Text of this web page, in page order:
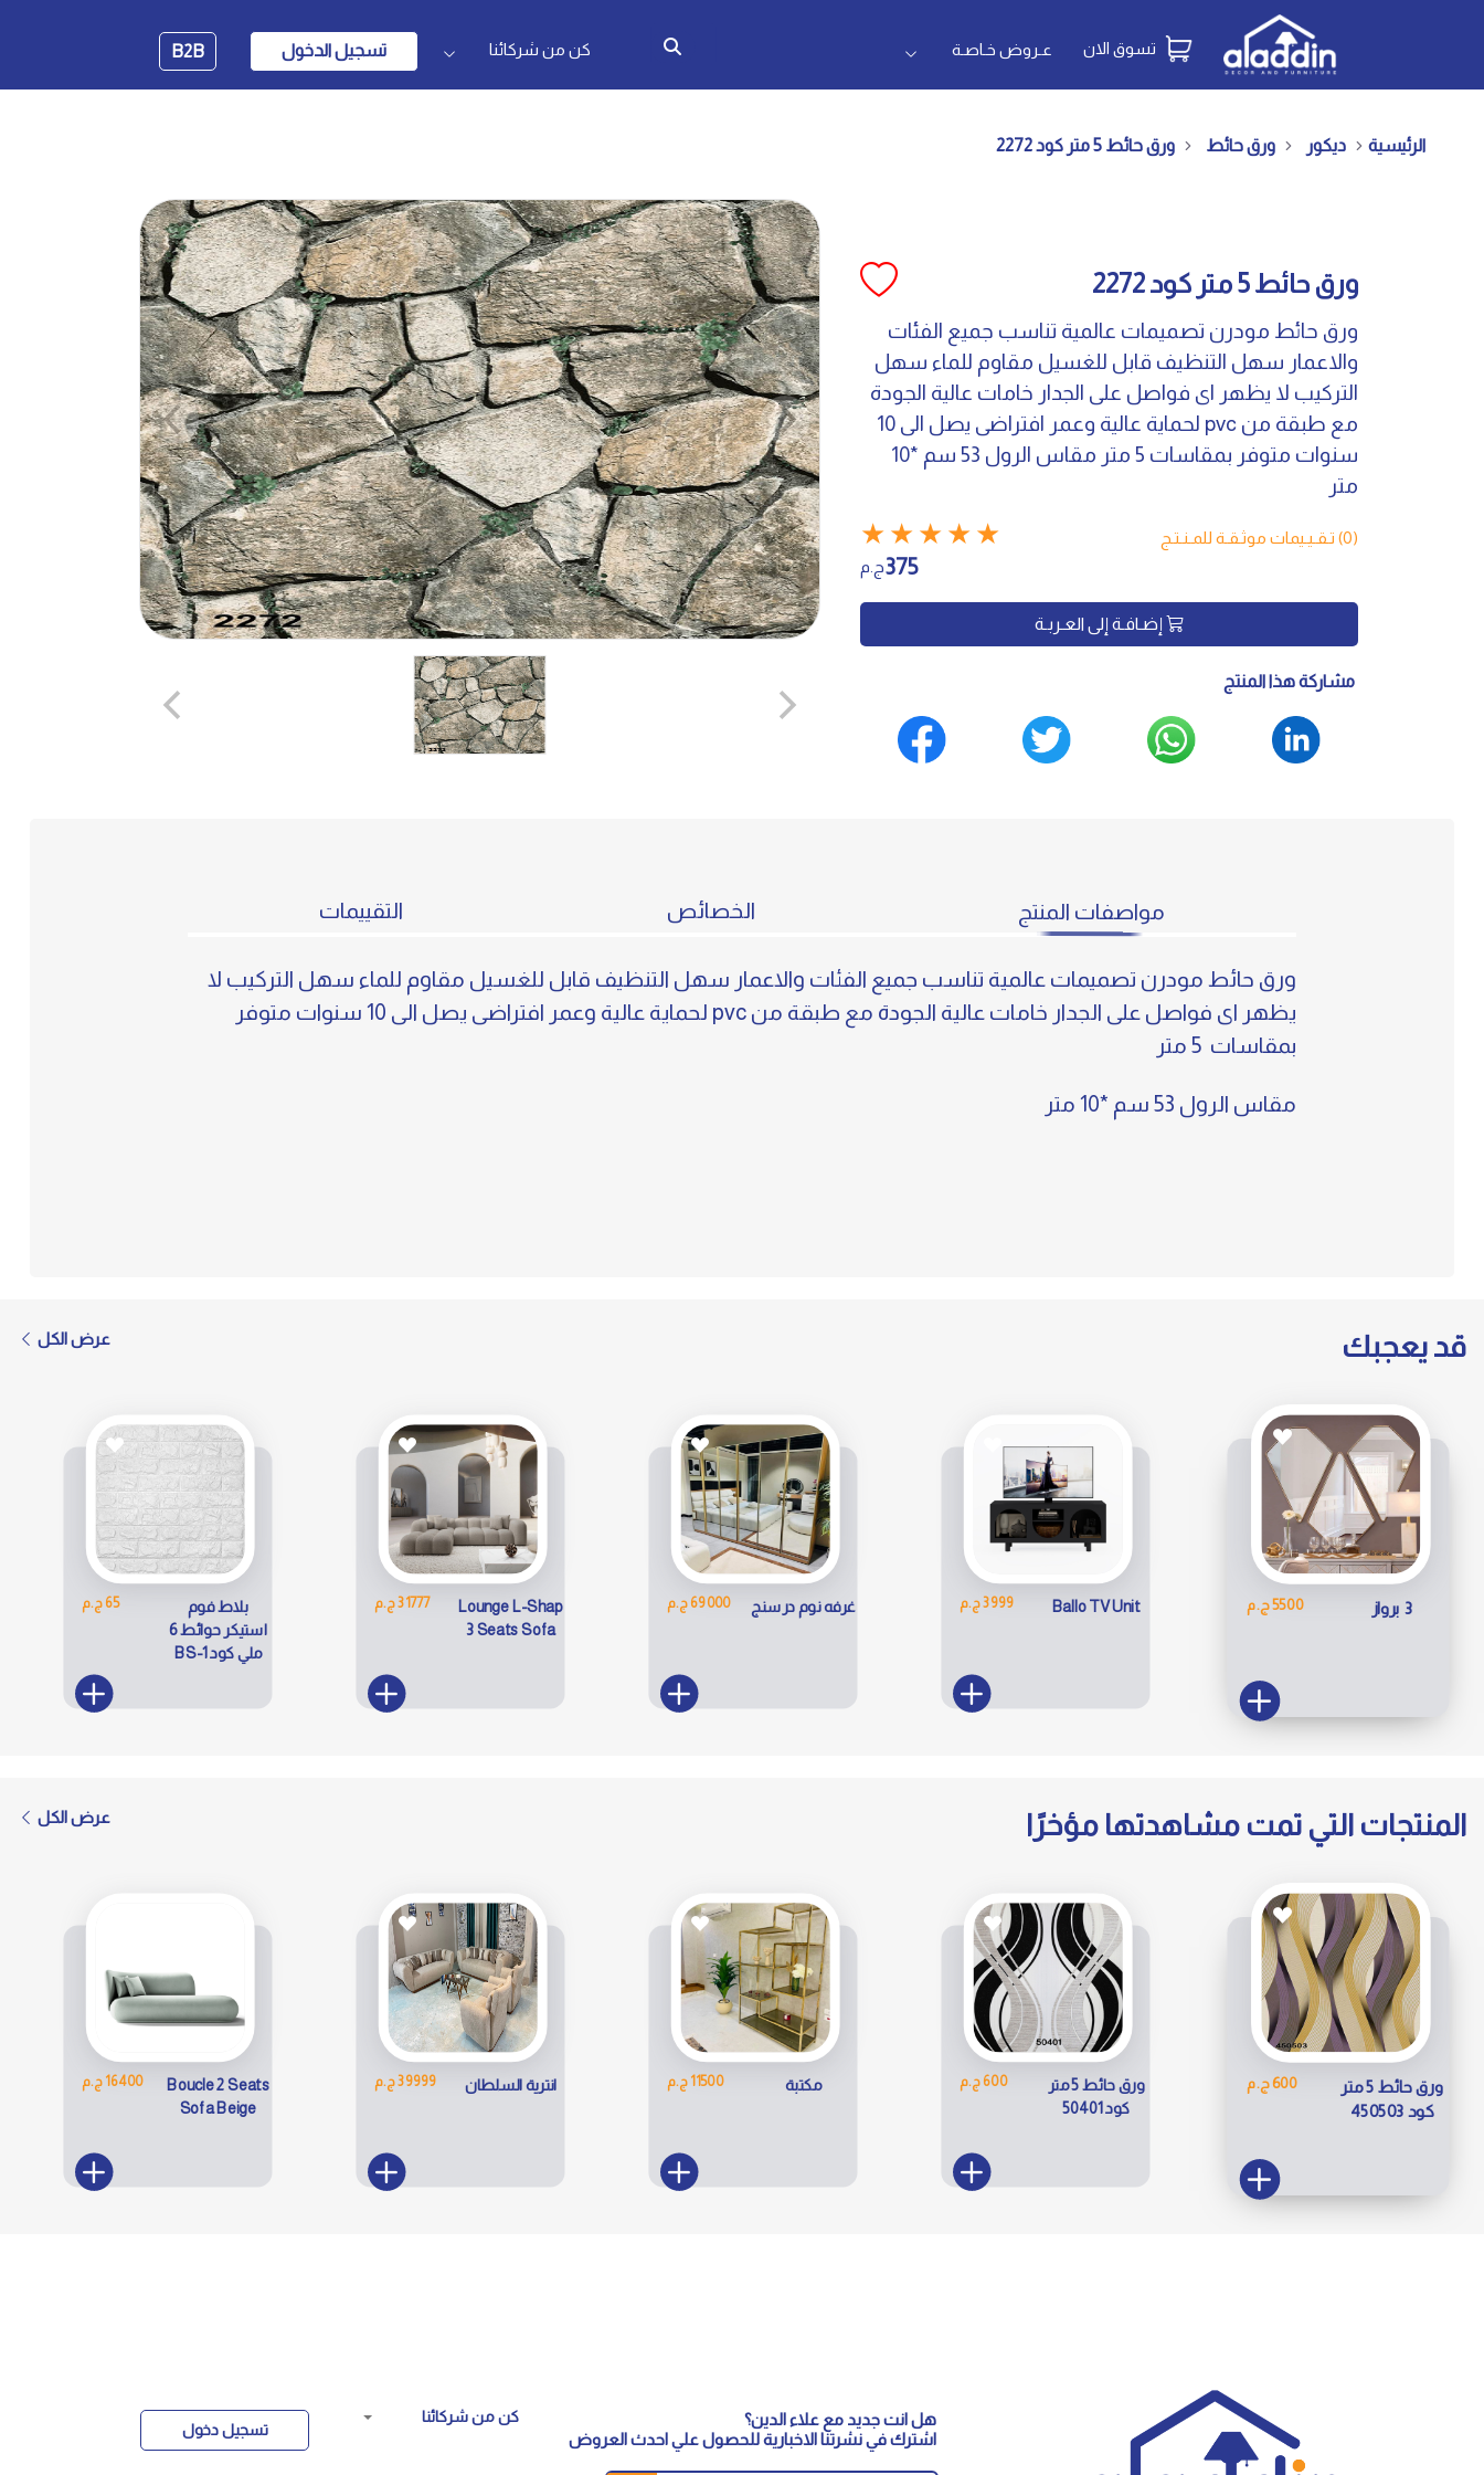
تسوق الان عـروض خـاصـة كن من شركائنا تسجيل الدخول B2B
الرئيسية ديكور ورق حائط ورق حائط 5 متر كود 2272
ورق حائط 5 متر كود 2272
ورق حائط مودرن تصميمات عالمية تناسب جميع الفئات
والاعمار سهل التنظيف قابل للغسيل مقاوم للماء سهل
التركيب لا يظهر اى فواصل على الجدار خامات عالية الجودة
مع طبقة من pvc لحماية عالية وعمر افتراضى يصل الى 10
سنوات متوفر بمقاسات 5 متر مقاس الرول 53 سم *10
متر
(0) تـقـيـيمات موثـقـة للمـنـتـج ★
★
★
★
★
375ج.م
إضـافـة إلى العـربـة
مشاركة هذا المنتج
مواصفات المنتج الخصائص التقييمات
ورق حائط مودرن تصميمات عالمية تناسب جميع الفئات والاعمار سهل التنظيف قابل للغسيل مقاوم للماء سهل التركيب لا
يظهر اى فواصل على الجدار خامات عالية الجودة مع طبقة من pvc لحماية عالية وعمر افتراضى يصل الى 10 سنوات متوفر
بمقاسات 5 متر
مقاس الرول 53 سم *10 متر
قد يعجبك عرض الكل
3 برواز 5500 ج.م Ballo TV Unit 3999 ج.م غرفه نوم درسنج 69000 ج.م Lounge L-Shap
3 Seats Sofa
31777 ج.م بلاط فوم
استيكر حوائط 6
ملي كود BS-1
65 ج.م
المنتجات التي تمت مشاهدتها مؤخرًا عرض الكل
ورق حائط 5 متر
كود 450503
600 ج.م ورق حائط 5 متر
كود 50401
600 ج.م مكتبة 11500 ج.م انترية السلطان 39999 ج.م Boucle 2 Seats
Sofa Beige
16400 ج.م
هل انت جديد مع علاء الدين؟
اشترك في نشرتنا الاخبارية للحصول علي احدث العروض
كن من شركائنا
تسجيل دخول